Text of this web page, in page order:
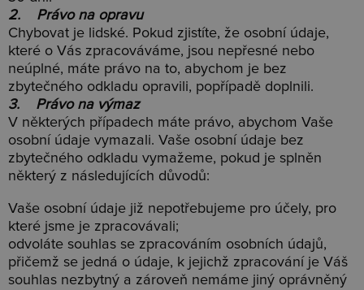
2. Právo na opravu
Chybovat je lidské. Pokud zjistíte, že osobní údaje,
které o Vás zpracováváme, jsou nepřesné nebo
neúplné, máte právo na to, abychom je bez
zbytečného odkladu opravili, popřípadě doplnili.
3. Právo na výmaz
V některých případech máte právo, abychom Vaše
osobní údaje vymazali. Vaše osobní údaje bez
zbytečného odkladu vymažeme, pokud je splněn
některý z následujících důvodů:
Vaše osobní údaje již nepotřebujeme pro účely, pro
které jsme je zpracovávali;
odvoláte souhlas se zpracováním osobních údajů,
přičemž se jedná o údaje, k jejichž zpracování je Váš
souhlas nezbytný a zároveň nemáme jiný oprávněný